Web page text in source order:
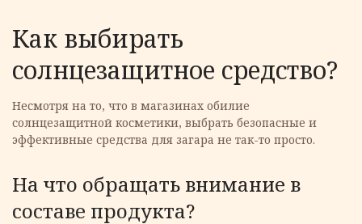
Как выбирать
солнцезащитное средство?
Несмотря на то, что в магазинах обилие
солнцезащитной косметики, выбрать безопасные и
эффективные средства для загара не так-то просто.
На что обращать внимание в
составе продукта?